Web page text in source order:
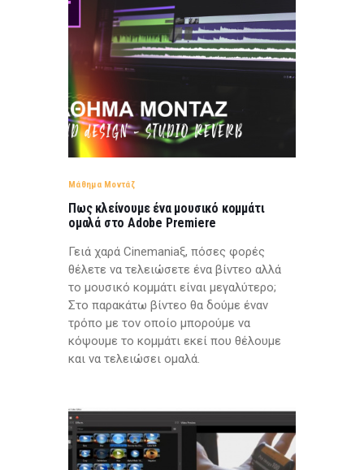
Μάθημα Μοντάζ
Πως κλείνουμε ένα μουσικό κομμάτι
ομαλά στο Adobe Premiere
Γειά χαρά Cinemaniaξ, πόσες φορές
θέλετε να τελειώσετε ένα βίντεο αλλά
το μουσικό κομμάτι είναι μεγαλύτερο;
Στο παρακάτω βίντεο θα δούμε έναν
τρόπο με τον οποίο μπορούμε να
κόψουμε το κομμάτι εκεί που θέλουμε
και να τελειώσει ομαλά.